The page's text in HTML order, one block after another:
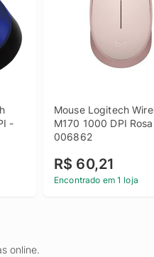
-
Mouse Logitech
M170 1000 DPI
006862
R$ 60,21
Encontrado em 1 loja
online.